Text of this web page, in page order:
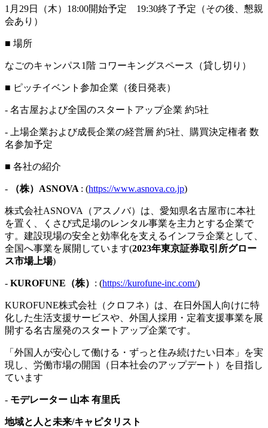
1月29日（木）18:00開始予定 19:30終了予定（その後、懇親
会あり）
■ 場所
なごのキャンパス1階 コワーキングスペース（貸し切り）
■ ピッチイベント参加企業（後日発表）
- 名古屋および全国のスタートアップ企業 約5社
- 上場企業および成長企業の経営層 約5社、購買決定権者 数
名参加予定
■ 各社の紹介
- （株）ASNOVA : (https://www.asnova.co.jp)
株式会社ASNOVA（アスノバ）は、愛知県名古屋市に本社
を置く、くさび式足場のレンタル事業を主力とする企業で
す。建設現場の安全と効率化を支えるインフラ企業として、
全国へ事業を展開しています(2023年東京証券取引所グロー
ス市場上場)
- KUROFUNE（株） : (https://kurofune-inc.com/)
KUROFUNE株式会社（クロフネ）は、在日外国人向けに特
化した生活支援サービスや、外国人採用・定着支援事業を展
開する名古屋発のスタートアップ企業です。
「外国人が安心して働ける・ずっと住み続けたい日本」を実
現し、労働市場の開国（日本社会のアップデート）を目指し
ています
- モデレーター 山本 有里氏
地域と人と未来/キャピタリスト